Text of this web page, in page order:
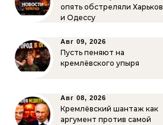
опять обстреляли Харьков
и Одессу
Авг 09, 2026
Пусть пеняют на
кремлёвского упыря
Авг 08, 2026
Кремлёвский шантаж как
аргумент против самой